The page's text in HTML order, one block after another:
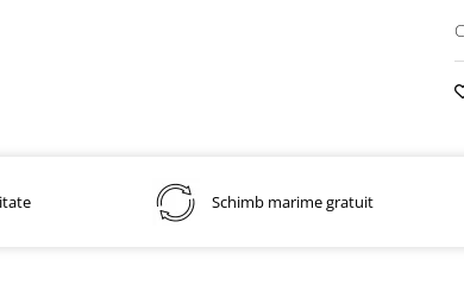
Schimb marime gratuit